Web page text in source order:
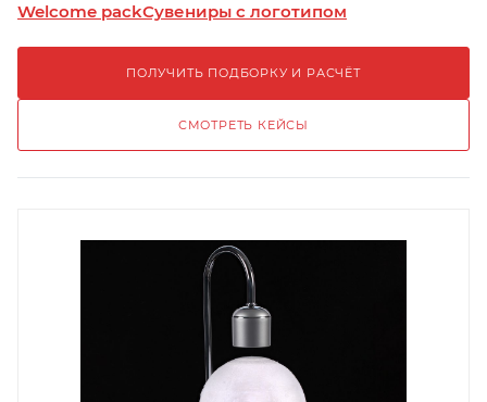
Welcome packСувениры с логотипом
ПОЛУЧИТЬ ПОДБОРКУ И РАСЧЁТ
СМОТРЕТЬ КЕЙСЫ